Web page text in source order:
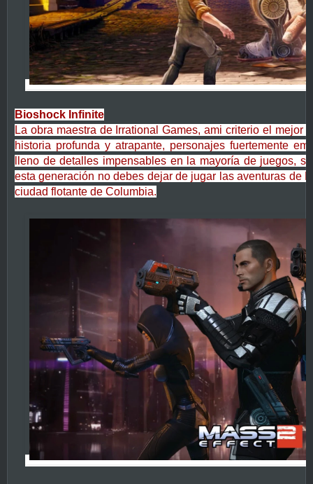
Bioshock Infinite
La obra maestra de Irrational Games, ami criterio el mejor
historia profunda y atrapante, personajes fuertemente
lleno de detalles impensables en la mayoría de juegos,
esta generación no debes dejar de jugar las aventuras de B
ciudad flotante de Columbia.